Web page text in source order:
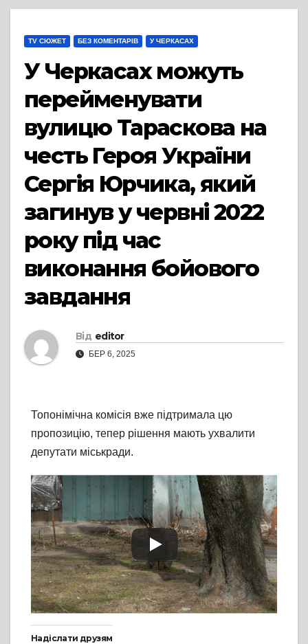
TV СЮЖЕТ БЕЗ КОМЕНТАРІВ У ЧЕРКАСАХ
У Черкасах можуть
перейменувати
вулицю Тараскова на
честь Героя України
Сергія Юрчика, який
загинув у червні 2022
року під час
виконання бойового
завдання
Від editor
БЕР 6, 2025
Топонімічна комісія вже підтримала цю
пропозицію, тепер рішення мають ухвалити
депутати міськради.
Надіслати друзям